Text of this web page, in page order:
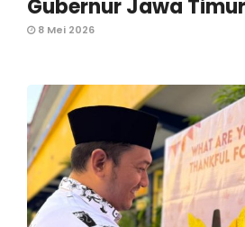
Gubernur Jawa Timur
8 Mei 2026